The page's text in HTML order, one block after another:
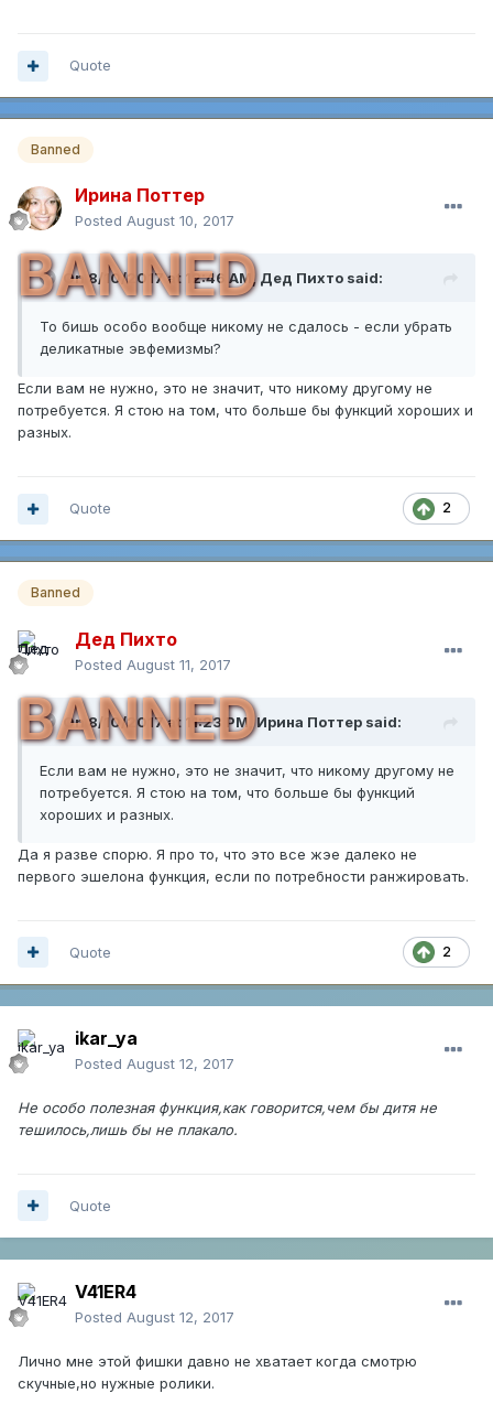
Quote
Banned
Ирина Поттер
Posted August 10, 2017
BANNED
On 8/10/2017 at 12:46 AM,Дед Пихто said:
То бишь особо вообще никому не сдалось - если убрать
деликатные эвфемизмы?
Если вам не нужно, это не значит, что никому другому не
потребуется. Я стою на том, что больше бы функций хороших и
разных.
2
Quote
Banned
Дед Пихто
Posted August 11, 2017
BANNED
On 8/10/2017 at 11:23 PM,Ирина Поттер said:
Если вам не нужно, это не значит, что никому другому не
потребуется. Я стою на том, что больше бы функций
хороших и разных.
Да я разве спорю. Я про то, что это все жэе далеко не
первого эшелона функция, если по потребности ранжировать.
2
Quote
ikar_ya
Posted August 12, 2017
Не особо полезная функция,как говорится,чем бы дитя не
тешилось,лишь бы не плакало.
Quote
V41ER4
Posted August 12, 2017
Лично мне этой фишки давно не хватает когда смотрю
скучные,но нужные ролики.